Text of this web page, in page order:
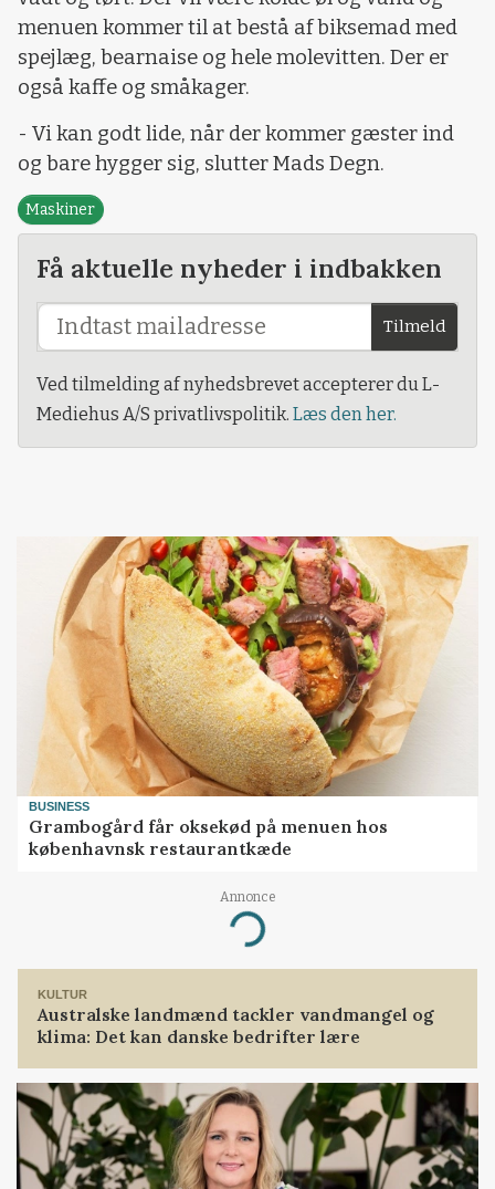
menuen kommer til at bestå af biksemad med
spejlæg, bearnaise og hele molevitten. Der er
også kaffe og småkager.
- Vi kan godt lide, når der kommer gæster ind
og bare hygger sig, slutter Mads Degn.
Maskiner
Få aktuelle nyheder i indbakken
Tilmeld
Ved tilmelding af nyhedsbrevet accepterer du L-
Mediehus A/S privatlivspolitik. Læs den her.
BUSINESS
Grambogård får oksekød på menuen hos
københavnsk restaurantkæde
Annonce
Loading...
KULTUR
Australske landmænd tackler vandmangel og
klima: Det kan danske bedrifter lære